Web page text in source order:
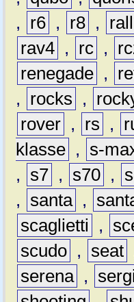
,
r6 , r8 ,
rav4 , rc ,
renegade ,
,
rocks ,
rover , rs ,
klasse , s-
,
s7 , s70 ,
,
santa ,
scaglietti
,
scudo , seat
serena ,